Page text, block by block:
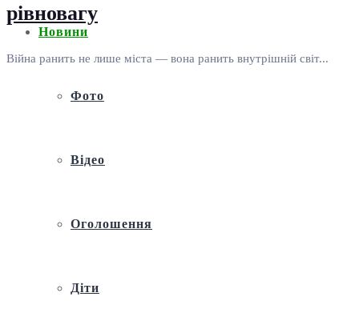
Новини
Фото
Відео
Оголошення
Діти
рівновагу
Війна ранить не лише міста — вона ранить внутрішній світ...